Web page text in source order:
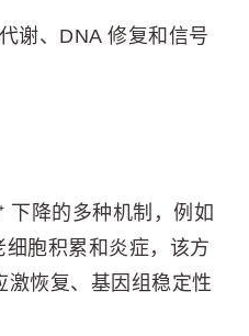
谢、DNA 修复和信号
下降的多种机制，例如
胞积累和炎症，该方
激恢复、基因组稳定性